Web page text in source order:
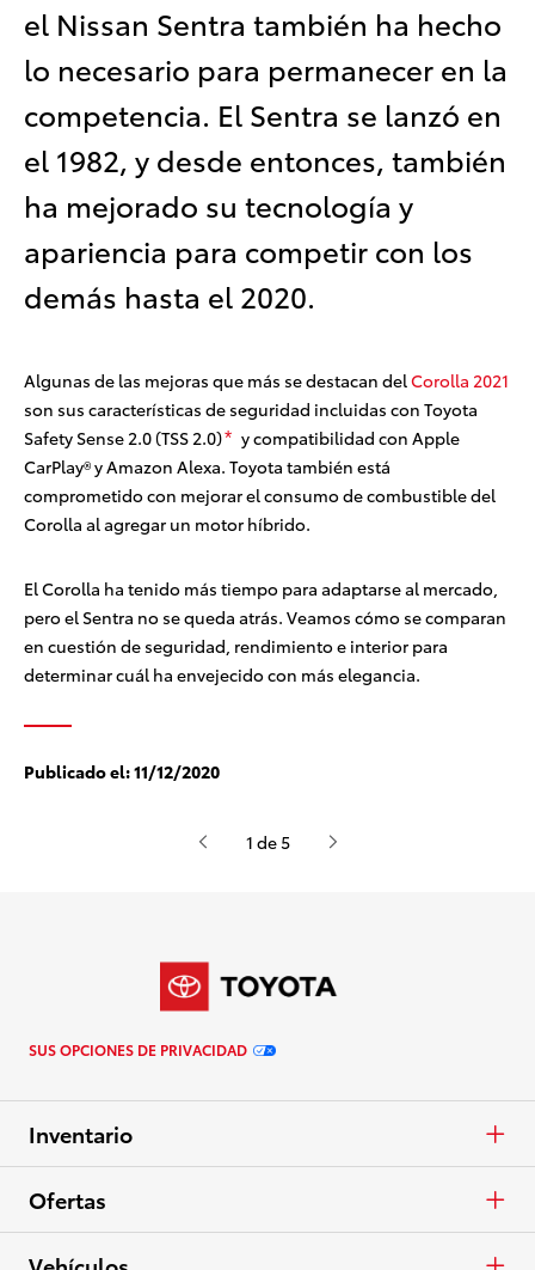
el Nissan Sentra también ha hecho
lo necesario para permanecer en la
competencia. El Sentra se lanzó en
el 1982, y desde entonces, también
ha mejorado su tecnología y
apariencia para competir con los
demás hasta el 2020.
Algunas de las mejoras que más se destacan delCorolla 2021
son sus características de seguridad incluidas con Toyota
Safety Sense 2.0 (TSS 2.0)* y compatibilidad con Apple
CarPlay®y Amazon Alexa. Toyota también está
comprometido con mejorar el consumo de combustible del
Corolla al agregar un motor híbrido.
El Corolla ha tenido más tiempo para adaptarse al mercado,
pero el Sentra no se queda atrás. Veamos cómo se comparan
en cuestión de seguridad, rendimiento e interior para
determinar cuál ha envejecido con más elegancia.
Publicado el:11/12/2020
1 de 5
SUS OPCIONES DE PRIVACIDAD
Inventario
Autos y minivans
Camionetas
Ofertas
APR